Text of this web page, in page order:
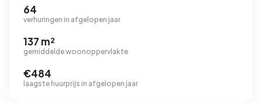
64
verhuringen in afgelopen jaar
137 m²
gemiddelde woonoppervlakte
€484
laagste huurprijs in afgelopen jaar